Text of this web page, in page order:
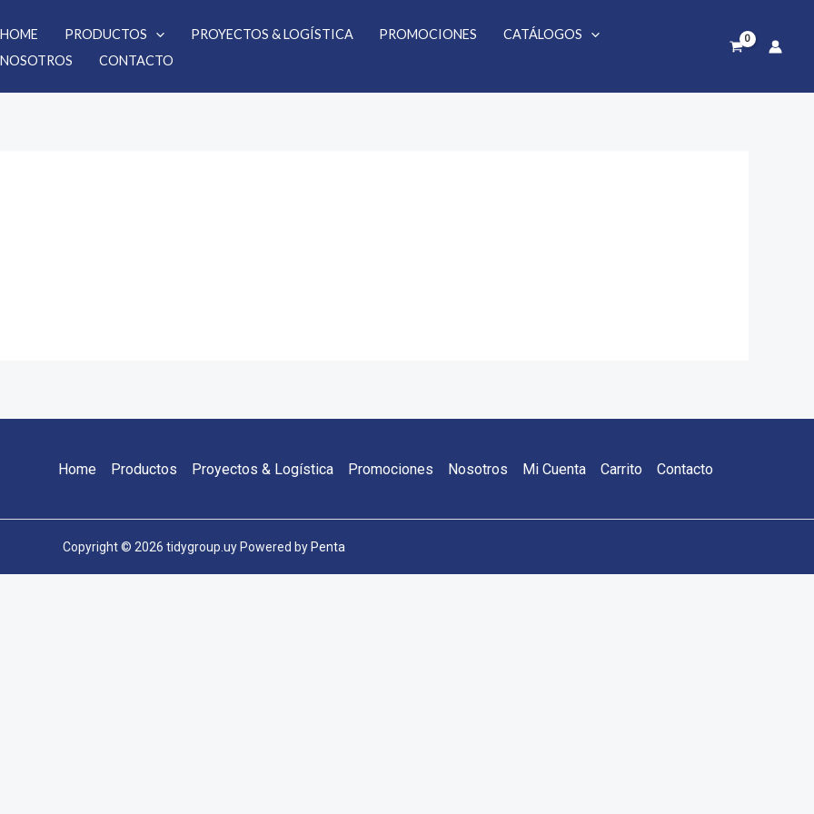
HOME PRODUCTOS PROYECTOS & LOGÍSTICA PROMOCIONES
CATÁLOGOS
NOSOTROS
CONTACTO
Home Productos Proyectos & Logística Promociones Nosotros Mi Cuenta Carrito Contacto
Copyright © 2026 tidygroup.uy Powered by Penta